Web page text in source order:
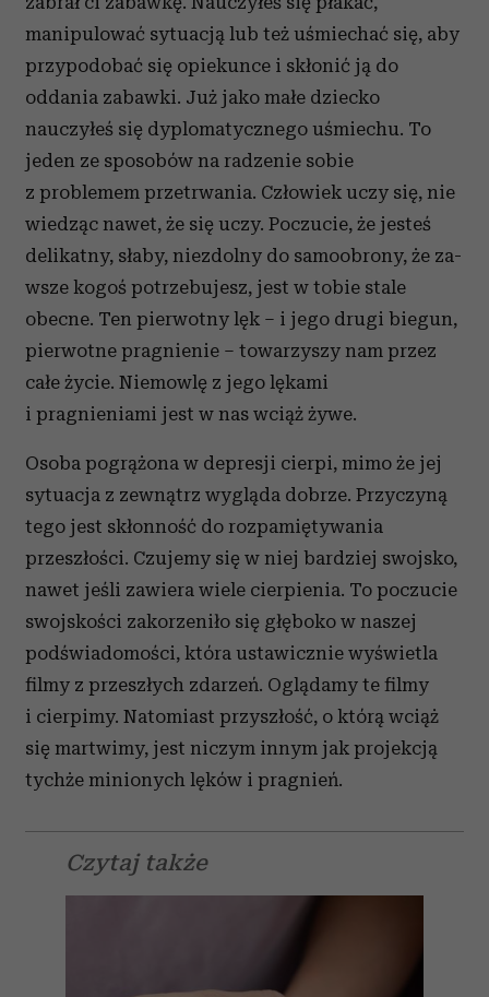
manipulo­wać sytuacją lub też uśmiechać się, aby
przypodo­bać się opiekunce i skłonić ją do
oddania zabawki. Już jako małe dziecko
nauczyłeś się dyplomatycz­nego uśmiechu. To
jeden ze sposobów na radzenie sobie
z problemem przetrwania. Człowiek uczy się, nie
wiedząc nawet, że się uczy. Poczucie, że jesteś
delikatny, słaby, niezdolny do samoobrony, że za­
wsze kogoś potrzebujesz, jest w tobie stale
obecne. Ten pierwotny lęk – i jego drugi biegun,
pierwot­ne pragnienie – towarzyszy nam przez
całe życie. Niemowlę z jego lękami
i pragnieniami jest w nas wciąż żywe.
Osoba pogrążona w depresji cierpi, mimo że jej
sytuacja z zewnątrz wygląda dobrze. Przyczyną
tego jest skłonność do rozpamiętywania
przeszło­ści. Czujemy się w niej bardziej swojsko,
nawet jeśli zawiera wiele cierpienia. To poczucie
swojskości zakorzeniło się głęboko w naszej
podświadomo­ści, która ustawicznie wyświetla
filmy z przeszłych zdarzeń. Oglądamy te filmy
i cierpimy. Natomiast przyszłość, o którą wciąż
się martwimy, jest ni­czym innym jak projekcją
tychże minionych lęków i pragnień.
Czytaj także